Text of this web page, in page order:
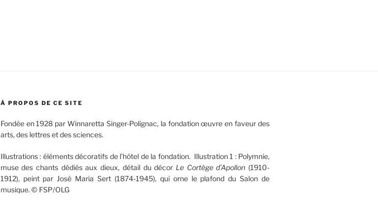
À PROPOS DE CE SITE
Fondée en 1928 par Winnaretta Singer-Polignac, la fondation œuvre en faveur des
arts, des lettres et des sciences.
Illustrations : éléments décoratifs de l’hôtel de la fondation. Illustration 1 : Polymnie,
muse des chants dédiés aux dieux, détail du décor Le Cortège d’Apollon (1910-
1912), peint par José Maria Sert (1874-1945), qui orne le plafond du Salon de
musique. © FSP/OLG